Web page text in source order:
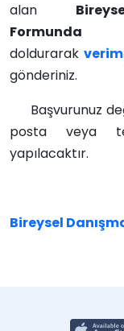
alan
Formunda
doldurarak
gönderiniz.
Başvurunuz
posta veya
yapılacaktır.
Bireysel